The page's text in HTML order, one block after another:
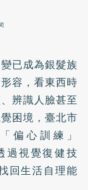
已成為銀髮族
容，看東西時
辨識人臉甚至
困境，臺北市
偏心訓練」
過視覺復健技
回生活自理能